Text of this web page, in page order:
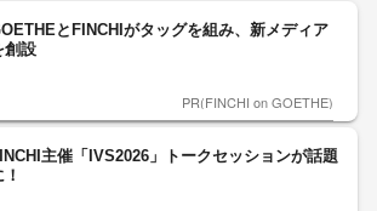
とFINCHIがタッグを組み、新メディア
創設
PR(FINCHI on GOETHE)
主催「IVS2026」トークセッションが話題